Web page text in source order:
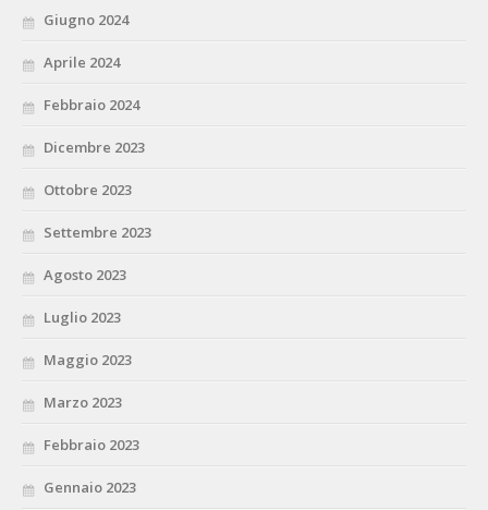
Giugno 2024
Aprile 2024
Febbraio 2024
Dicembre 2023
Ottobre 2023
Settembre 2023
Agosto 2023
Luglio 2023
Maggio 2023
Marzo 2023
Febbraio 2023
Gennaio 2023